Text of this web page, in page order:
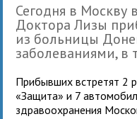
Сегодня в Москву
Доктора Лизы
из больницы
заболеваниями, в
Прибывших встретят 2
«Защита» и 7
здравоохранения